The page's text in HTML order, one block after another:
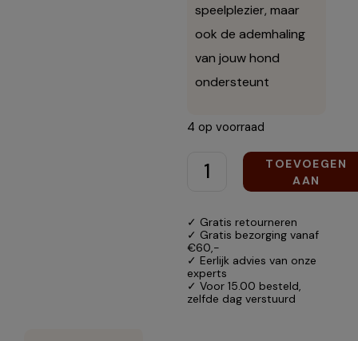
speelplezier, maar
ook de ademhaling
van jouw hond
ondersteunt
4 op voorraad
TOEVOEGEN
AAN
✓ Gratis retourneren
✓ Gratis bezorging vanaf
€60,-
✓ Eerlijk advies van onze
experts
✓ Voor 15.00 besteld,
zelfde dag verstuurd